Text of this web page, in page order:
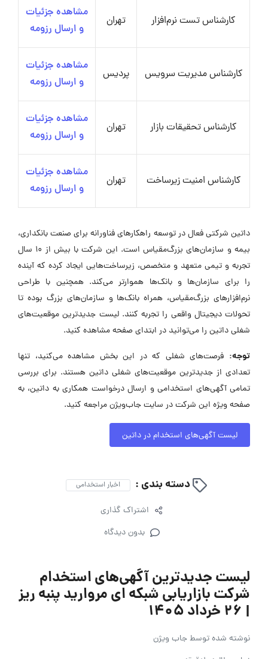
کارشناس تست نرم‌افزار تهران
مشاهده جزئیات
و ارسال رزومه
کارشناس مدیریت سرویس پردیس
مشاهده جزئیات
و ارسال رزومه
کارشناس تحقیقات بازار تهران
مشاهده جزئیات
و ارسال رزومه
کارشناس امنیت زیرساخت تهران
مشاهده جزئیات
و ارسال رزومه
داتین شرکتی فعال در توسعه راهکارهای فناورانه برای صنعت بانکداری،
بیمه و سازمان‌های بزرگ‌مقیاس است. این شرکت با بیش از 10 سال
تجربه و تیمی متعهد و متخصص، زیرساخت‌هایی ایجاد کرده که آینده
را برای سازمان‌ها و بانک‌ها هموارتر می‌کند. همچنین با طراحی
نرم‌افزارهای بزرگ‌مقیاس، همراه بانک‌ها و سازمان‌های بزرگ بوده تا
تحولات دیجیتال واقعی را تجربه کنند. لیست جدیدترین موقعیت‌های
شغلی داتین را می‌توانید در ابتدای صفحه مشاهده کنید.
توجه: فرصت‌های شغلی که در این بخش مشاهده می‌کنید، تنها
تعدادی از جدیدترین موقعیت‌های شغلی داتین هستند. برای بررسی
تمامی آگهی‌های استخدامی و ارسال درخواست همکاری به داتین، به
صفحه ویژه این شرکت در سایت جاب‌ویژن مراجعه کنید.
لیست آگهی‌های استخدام در داتین
دسته بندی : اخبار استخدامی
اشتراک گذاری
بدون دیدگاه
لیست جدیدترین آگهی‌های استخدام
شرکت بازاریابی شبکه ای مروارید پنبه ریز
| ۲۶ خرداد ۱۴۰۵
نوشته شده توسطجاب ویژن